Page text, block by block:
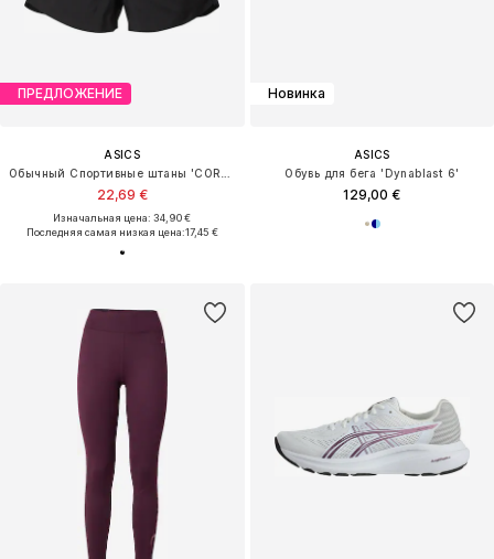
ПРЕДЛОЖЕНИЕ
ASICS
22,69 €
Изначальная цена: 34,90 €
Последняя самая низкая цена:17,45 €
Новинка
ASICS
Обувь для бега 'Dynablast 6'
129,00 €